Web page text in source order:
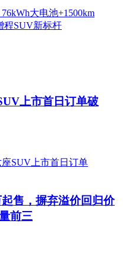
上市首日订单破
售，摒弃溢价回归价
前三